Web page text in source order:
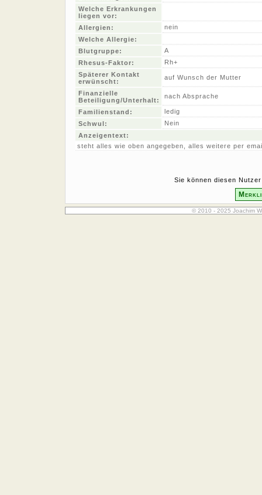
Welche Erkrankungen
liegen vor:
Allergien:
nein
Welche Allergie:
Blutgruppe:
A
Rhesus-Faktor:
Rh+
Späterer Kontakt
erwünscht:
auf Wunsch der Mutter
Finanzielle
Beteiligung/Unterhalt:
nach Absprache
Familienstand:
ledig
Schwul:
Nein
Anzeigentext:
steht alles wie oben angegeben, alles weitere per
Sie können diesen
© 2010 - 2025 Joachim